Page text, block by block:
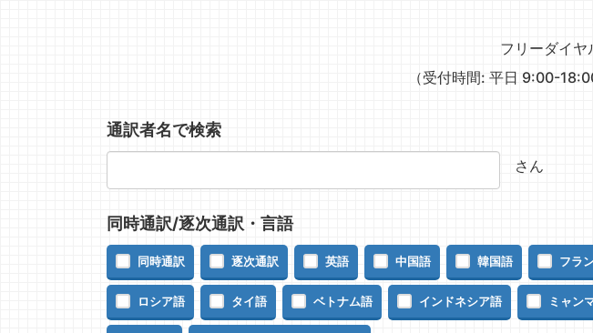
フリーダイ
（受付時間: 平日 9:00-
通訳者名で検索
さん
同時通訳/逐次通訳・言語
同時通訳 逐次通訳 英語 中国語 韓国語 フラ
ロシア語 タイ語 ベトナム語 インドネシア語 ミャン